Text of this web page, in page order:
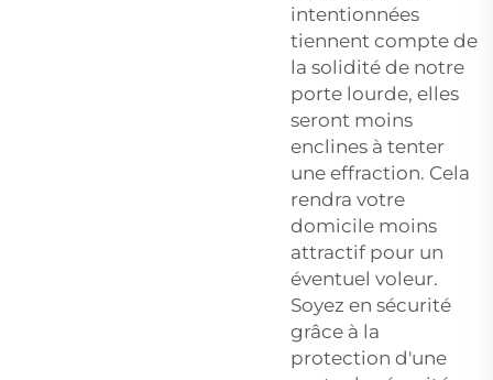
intentionnées
tiennent compte de
la solidité de notre
porte lourde, elles
seront moins
enclines à tenter
une effraction. Cela
rendra votre
domicile moins
attractif pour un
éventuel voleur.
Soyez en sécurité
grâce à la
protection d'une